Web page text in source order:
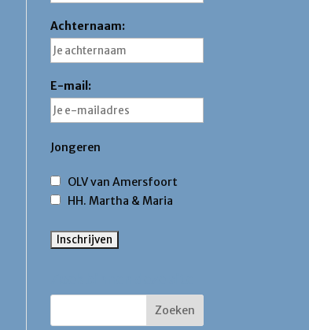
Achternaam:
E-mail:
Jongeren
OLV van Amersfoort
HH. Martha & Maria